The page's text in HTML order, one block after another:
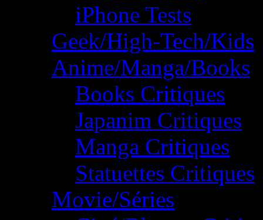
iPhone Tests
Geek/High-Tech/Kids
Anime/Manga/Books
Books Critiques
Japanim Critiques
Manga Critiques
Statuettes Critiques
Movie/Séries